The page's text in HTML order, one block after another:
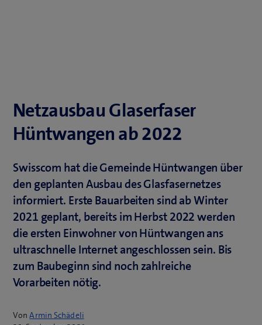
Netzausbau Glaserfaser
Hüntwangen ab 2022
Swisscom hat die Gemeinde Hüntwangen über
den geplanten Ausbau des Glasfasernetzes
informiert. Erste Bauarbeiten sind ab Winter
2021 geplant, bereits im Herbst 2022 werden
die ersten Einwohner von Hüntwangen ans
ultraschnelle Internet angeschlossen sein. Bis
zum Baubeginn sind noch zahlreiche
Vorarbeiten nötig.
VonArmin Schädeli